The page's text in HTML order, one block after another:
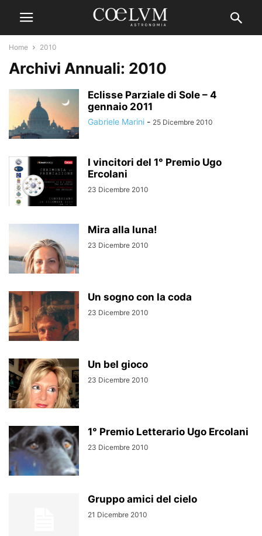
Home 2010
Archivi Annuali: 2010
Eclisse Parziale di Sole – 4
gennaio 2011
Gabriele Marini - 25 Dicembre 2010
I vincitori del 1° Premio Ugo
Ercolani
23 Dicembre 2010
Mira alla luna!
23 Dicembre 2010
Un sogno con la coda
23 Dicembre 2010
Un bel gioco
23 Dicembre 2010
1° Premio Letterario Ugo Ercolani
23 Dicembre 2010
Gruppo amici del cielo
21 Dicembre 2010